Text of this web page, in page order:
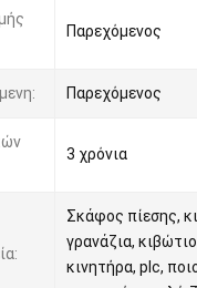
Παρεχόμενος
Παρεχόμενος
3 χρόνια
Σκάφος πίεσης,
γρανάζια,
κινητήρα, plc,